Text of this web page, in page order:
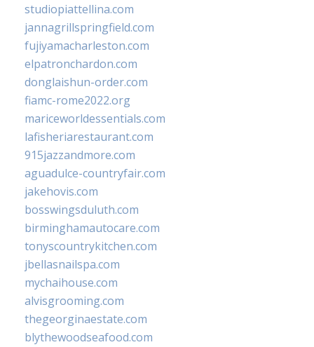
studiopiattellina.com
jannagrillspringfield.com
fujiyamacharleston.com
elpatronchardon.com
donglaishun-order.com
fiamc-rome2022.org
mariceworldessentials.com
lafisheriarestaurant.com
915jazzandmore.com
aguadulce-countryfair.com
jakehovis.com
bosswingsduluth.com
birminghamautocare.com
tonyscountrykitchen.com
jbellasnailspa.com
mychaihouse.com
alvisgrooming.com
thegeorginaestate.com
blythewoodseafood.com